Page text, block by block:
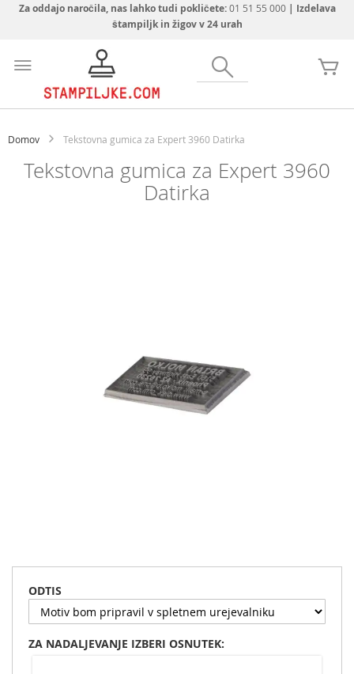
Za oddajo naročila, nas lahko tudi pokličete:01 51 55 000| Izdelava
štampiljk in žigov v 24 urah
vsebino
Domov Tekstovna gumica za Expert 3960 Datirka
Tekstovna gumica za Expert 3960
Datirka
začetek
galerije
ODTIS
ZA NADALJEVANJE IZBERI OSNUTEK: